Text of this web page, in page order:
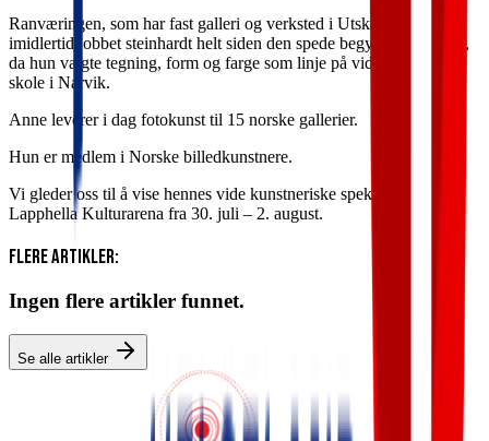
Ranværingen, som har fast galleri og verksted i Utskarpen, har
imidlertid jobbet steinhardt helt siden den spede begynnelse i 1974,
da hun valgte tegning, form og farge som linje på videregående
skole i Narvik.
Anne leverer i dag fotokunst til 15 norske gallerier.
Hun er medlem i Norske billedkunstnere.
Vi gleder oss til å vise hennes vide kunstneriske spekter på
Lapphella Kulturarena fra 30. juli – 2. august.
Flere Artikler:
Ingen flere artikler funnet.
Se alle artikler